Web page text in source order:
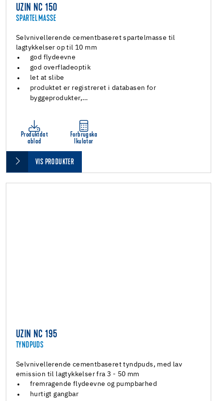
UZIN NC 150
SPARTELMASSE
Selvnivellerende cementbaseret spartelmasse til
lagtykkelser op til 10 mm
god flydeevne
god overfladeoptik
let at slibe
produktet er registreret i databasen for
byggeprodukter,…
Produktdat
ablad
Forbrugska
lkulator
VIS PRODUKTER
UZIN NC 195
TYNDPUDS
Selvnivellerende cementbaseret tyndpuds, med lav
emission til lagtykkelser fra 3 - 50 mm
fremragende flydeevne og pumpbarhed
hurtigt gangbar